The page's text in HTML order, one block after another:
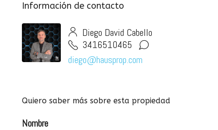
Información de contacto
Diego David Cabello
3416510465
diego@hausprop.com
Quiero saber más sobre esta propiedad
Nombre